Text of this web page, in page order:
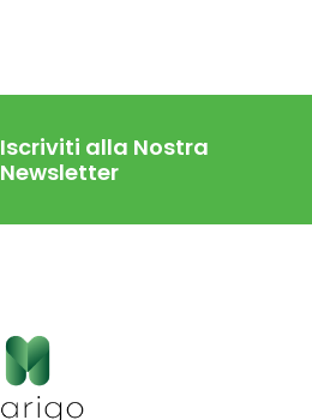
Iscriviti alla Nostra
Newsletter